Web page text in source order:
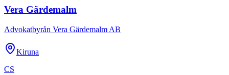
Vera Gärdemalm
Advokatbyrån Vera Gärdemalm AB
Kiruna
CS